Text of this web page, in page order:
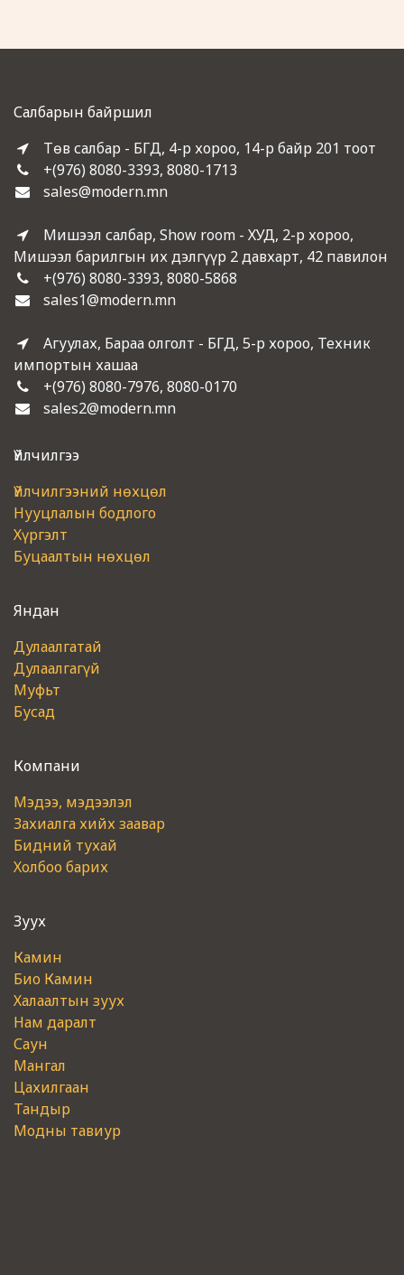
Салбарын байршил
Төв салбар - БГД, 4-р хороо, 14-р байр 201 тоот
+(976) 8080-3393, 8080-1713
sales@modern.mn
Мишээл салбар, Show room - ХУД, 2-р хороо,
Мишээл барилгын их дэлгүүр 2 давхарт, 42 павилон
+(976) 8080-3393, 8080-5868
sales1@modern.mn
Агуулах, Бараа олголт - БГД, 5-р хороо, Техник
импортын хашаа
+(976) 8080-7976, 8080-0170
sales2@modern.mn
Үйлчилгээ
Үйлчилгээний нөхцөл
Нууцлалын бодлого
Хүргэлт
Буцаалтын нөхцөл
Яндан
Дулаалгатай
Дулаалгагүй
Муфьт
Бусад
Компани
Мэдээ, мэдээлэл
Захиалга хийх заавар
Бидний тухай
Холбоо барих
Зуух
Камин
Био Камин
Халаалтын зуух
Нам даралт
Саун
Мангал
Цахилгаан
Тандыр
Модны тавиур